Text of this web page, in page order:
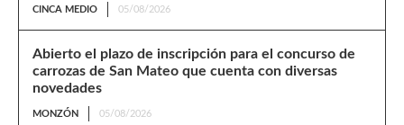
CINCA MEDIO 05/08/2026
Abierto el plazo de inscripción para el concurso de
carrozas de San Mateo que cuenta con diversas
novedades
MONZÓN 05/08/2026